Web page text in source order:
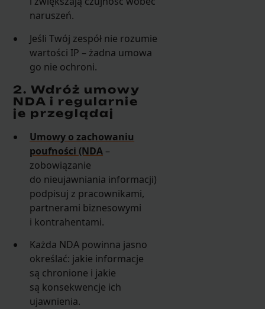
naruszeń.
Jeśli Twój zespół nie rozumie
wartości IP – żadna umowa
go nie ochroni.
2. Wdróż umowy
NDA i regularnie
je przeglądaj
Umowy o zachowaniu
poufności (NDA –
zobowiązanie
do nieujawniania informacji)
podpisuj z pracownikami,
partnerami biznesowymi
i kontrahentami.
Każda NDA powinna jasno
określać: jakie informacje
są chronione i jakie
są konsekwencje ich
ujawnienia.